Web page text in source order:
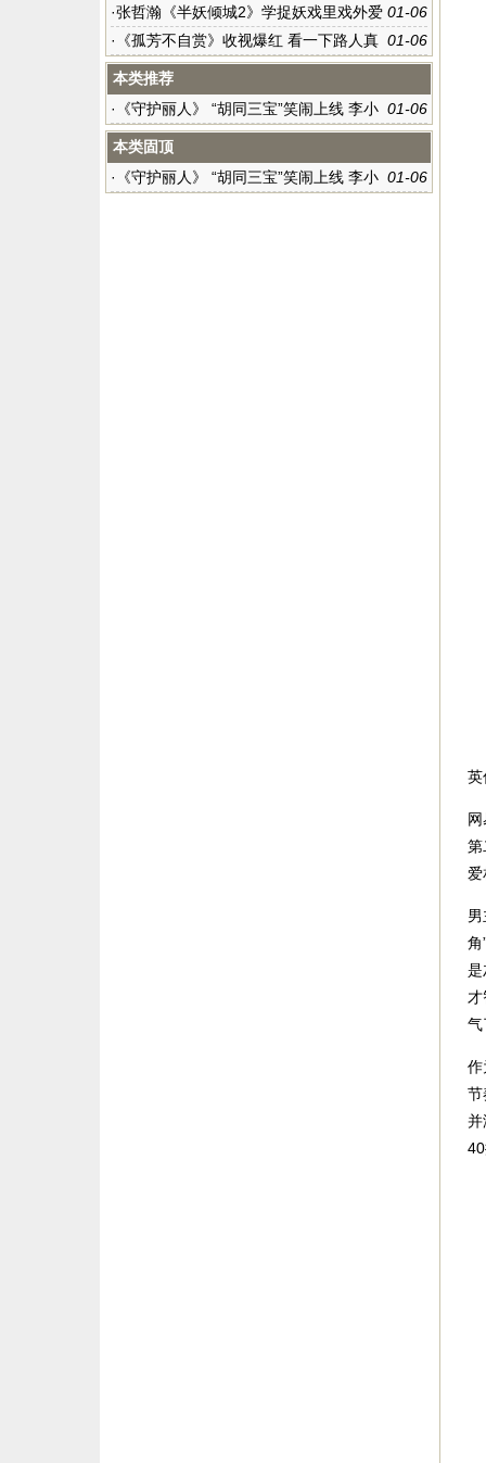
英
第
爱
角
是
气
作
节
并
点不断
01-06
·张哲瀚《半妖倾城2》学捉妖戏里戏外爱
看书
01-06
·
《孤芳不自赏》收视爆红 看一下路人真
实的评价
本类推荐
01-06
·
《守护丽人》 “胡同三宝”笑闹上线 李小
璐强调活在当下
本类固顶
01-06
·
《守护丽人》 “胡同三宝”笑闹上线 李小